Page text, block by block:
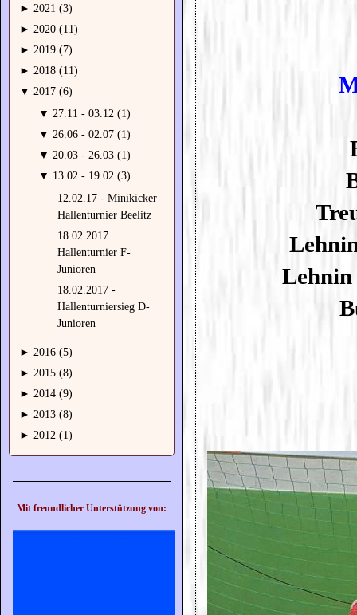
► 2021 (3)
► 2020 (11)
► 2019 (7)
► 2018 (11)
▼ 2017 (6)
▼ 27.11 - 03.12 (1)
▼ 26.06 - 02.07 (1)
▼ 20.03 - 26.03 (1)
▼ 13.02 - 19.02 (3)
12.02.17 - Minikicker
Hallenturnier Beelitz
18.02.2017
Hallenturnier F-
Junioren
18.02.2017 -
Hallenturniersieg D-
Junioren
► 2016 (5)
► 2015 (8)
► 2014 (9)
► 2013 (8)
► 2012 (1)
Mit freundlicher Unterstützung von: